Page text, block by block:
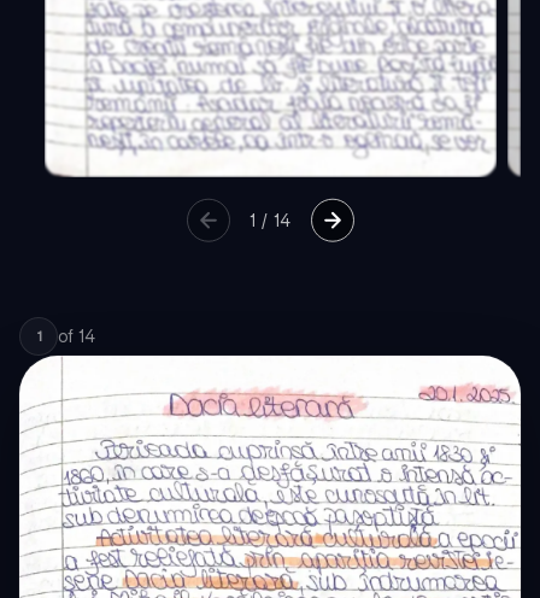
1 / 14
1 of 14